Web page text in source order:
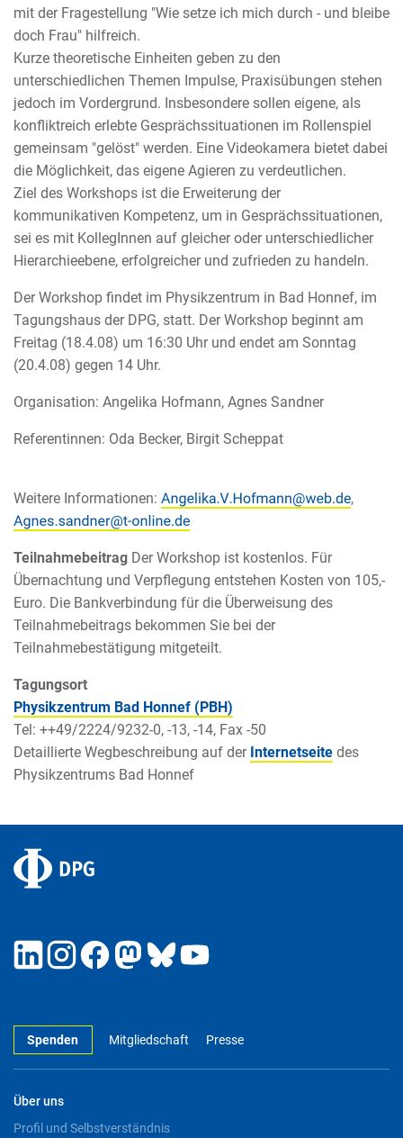
mit der Fragestellung "Wie setze ich mich durch - und bleibe
doch Frau" hilfreich.
Kurze theoretische Einheiten geben zu den
unterschiedlichen Themen Impulse, Praxisübungen stehen
jedoch im Vordergrund. Insbesondere sollen eigene, als
konfliktreich erlebte Gesprächssituationen im Rollenspiel
gemeinsam "gelöst" werden. Eine Videokamera bietet dabei
die Möglichkeit, das eigene Agieren zu verdeutlichen.
Ziel des Workshops ist die Erweiterung der
kommunikativen Kompetenz, um in Gesprächssituationen,
sei es mit KollegInnen auf gleicher oder unterschiedlicher
Hierarchieebene, erfolgreicher und zufrieden zu handeln.
Der Workshop findet im Physikzentrum in Bad Honnef, im
Tagungshaus der DPG, statt. Der Workshop beginnt am
Freitag (18.4.08) um 16:30 Uhr und endet am Sonntag
(20.4.08) gegen 14 Uhr.
Organisation: Angelika Hofmann, Agnes Sandner
Referentinnen: Oda Becker, Birgit Scheppat
Weitere Informationen: ,
Teilnahmebeitrag Der Workshop ist kostenlos. Für
Übernachtung und Verpflegung entstehen Kosten von 105,-
Euro. Die Bankverbindung für die Überweisung des
Teilnahmebeitrags bekommen Sie bei der
Teilnahmebestätigung mitgeteilt.
Tagungsort
Physikzentrum Bad Honnef (PBH)
Tel: ++49/2224/9232-0, -13, -14, Fax -50
Detaillierte Wegbeschreibung auf der Internetseite des
Physikzentrums Bad Honnef
Spenden Mitgliedschaft Presse
Über uns
Profil und Selbstverständnis